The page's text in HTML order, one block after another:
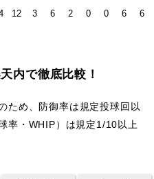
12 3 6 2 0 0 6 6
内で徹底比較！
ため、防御率は規定投球回以
率・WHIP）は規定1/10以上